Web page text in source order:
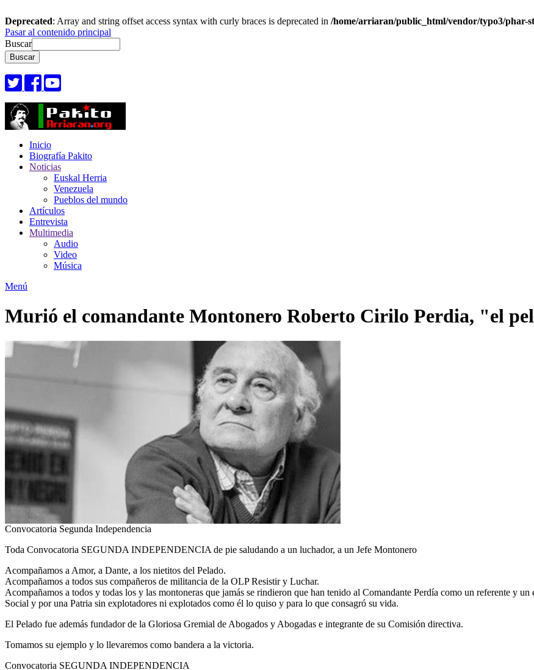
Deprecated: Array and string offset access syntax with curly braces is deprecated in /home/arriaran/public_html/vendor/typo3/phar-
Pasar al contenido principal
Buscar
Inicio
Biografía Pakito
Noticias
Euskal Herria
Venezuela
Pueblos del mundo
Artículos
Entrevista
Multimedia
Audio
Video
Música
Menú
Murió el comandante Montonero Roberto Cirilo Perdia, "el
Convocatoria Segunda Independencia
Toda Convocatoria SEGUNDA INDEPENDENCIA de pie saludando a un luchador, a un Jefe Montonero
Acompañamos a Amor, a Dante, a los nietitos del Pelado.
Acompañamos a todos sus compañeros de militancia de la OLP Resistir y Luchar.
Acompañamos a todos y todas los y las montoneras que jamás se rindieron que han tenido al Comandante Perdía como un referente y
Social y por una Patria sin explotadores ni explotados como él lo quiso y para lo que consagró su vida.
El Pelado fue además fundador de la Gloriosa Gremial de Abogados y Abogadas e integrante de su Comisión directiva.
Tomamos su ejemplo y lo llevaremos como bandera a la victoria.
Convocatoria SEGUNDA INDEPENDENCIA